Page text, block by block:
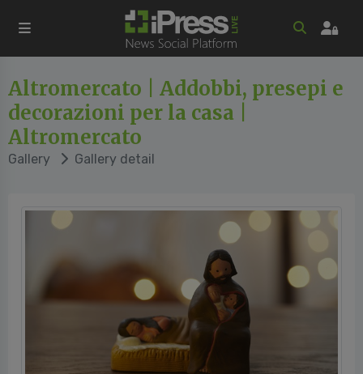
Altromercato | Addobbi, presepi e
decorazioni per la casa |
Altromercato
Gallery Gallery detail